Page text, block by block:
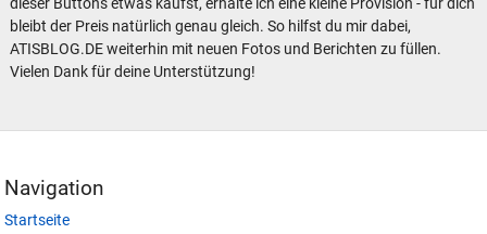
bleibt der Preis natürlich genau gleich. So hilfst du mir dabei,
ATISBLOG.DE weiterhin mit neuen Fotos und Berichten zu füllen.
Vielen Dank für deine Unterstützung!
Navigation
Startseite